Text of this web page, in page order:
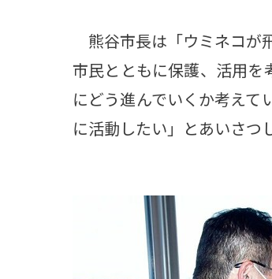
熊谷市長は「ウミネコが
市民とともに保護、活用を
にどう進んでいくか考えて
に活動したい」とあいさつ